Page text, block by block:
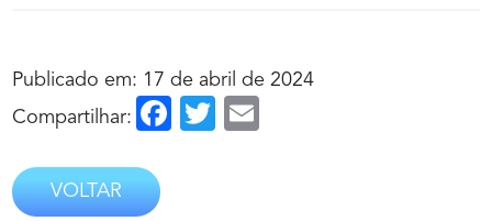
Publicado em: 17 de abril de 2024
Compartilhar:
Facebook
Twitter
VOLTAR